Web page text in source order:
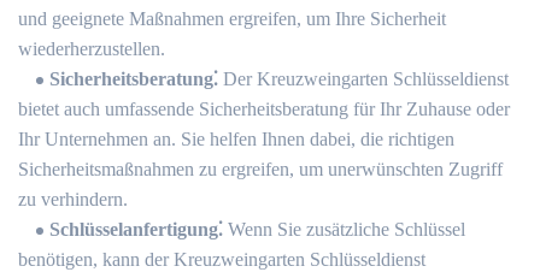
und geeignete Maßnahmen ergreifen, um Ihre Sicherheit
wiederherzustellen.​
Sicherheitsberatung⁚ Der Kreuzweingarten Schlüsseldienst
bietet auch umfassende Sicherheitsberatung für Ihr Zuhause oder
Ihr Unternehmen an. Sie helfen Ihnen dabei, die richtigen
Sicherheitsmaßnahmen zu ergreifen, um unerwünschten Zugriff
zu verhindern.
Schlüsselanfertigung⁚ Wenn Sie zusätzliche Schlüssel
benötigen, kann der Kreuzweingarten Schlüsseldienst